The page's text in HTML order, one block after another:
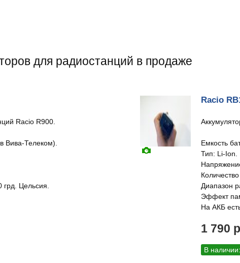
для радиостанций в продаже
Racio R900.
Вива-Телеком).
Цельсия.
Racio
Емкость
Тип: Li-Ion.
Диапазон
Эффект
На АКБ
1 790
В наличии: